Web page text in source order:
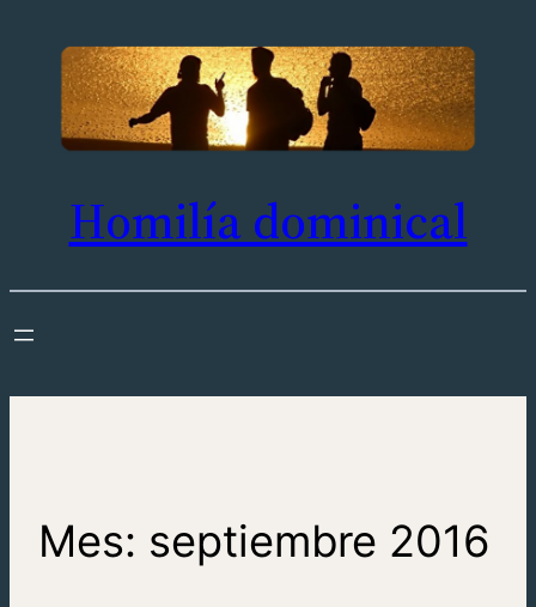
contenido
Homilía dominical
Mes: septiembre 2016